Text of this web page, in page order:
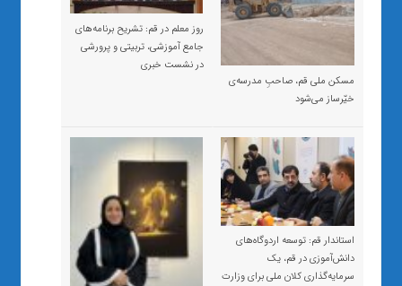
مسکن ملی قم، صاحبِ مدرسه‌ی
خیّرساز می‌شود
روز معلم در قم: تشریح برنامه‌های
جامع آموزشی، تربیتی و پرورشی
در نشست خبری
استاندار قم: توسعه اردوگاه‌های
دانش‌آموزی در قم، یک
سرمایه‌گذاری کلان ملی برای وزارت